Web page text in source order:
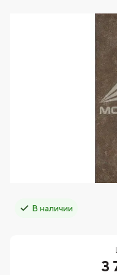
В наличии
3